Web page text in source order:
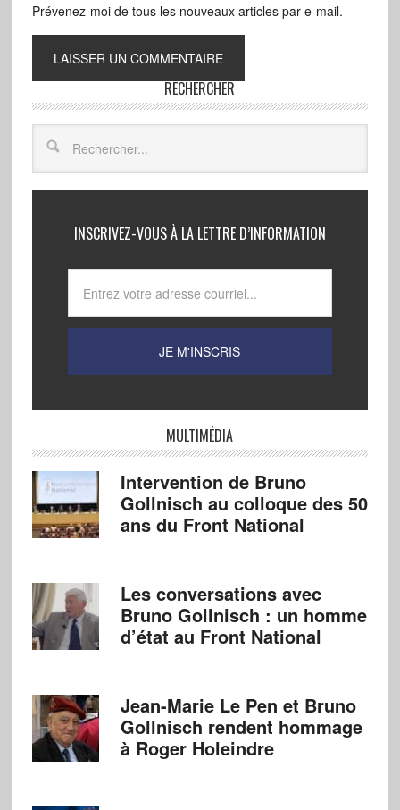
Prévenez-moi de tous les nouveaux articles par e-mail.
RECHERCHER
INSCRIVEZ-VOUS À LA LETTRE D’INFORMATION
MULTIMÉDIA
Intervention de Bruno
Gollnisch au colloque des 50
ans du Front National
Les conversations avec
Bruno Gollnisch : un homme
d’état au Front National
Jean-Marie Le Pen et Bruno
Gollnisch rendent hommage
à Roger Holeindre